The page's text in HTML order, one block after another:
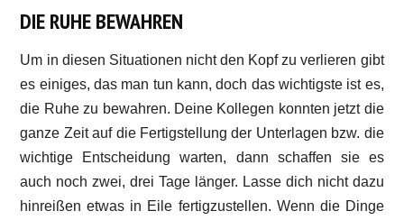
DIE RUHE BEWAHREN
Um in diesen Situationen nicht den Kopf zu verlieren gibt
es einiges, das man tun kann, doch das wichtigste ist es,
die Ruhe zu bewahren. Deine Kollegen konnten jetzt die
ganze Zeit auf die Fertigstellung der Unterlagen bzw. die
wichtige Entscheidung warten, dann schaffen sie es
auch noch zwei, drei Tage länger. Lasse dich nicht dazu
hinreißen etwas in Eile fertigzustellen. Wenn die Dinge